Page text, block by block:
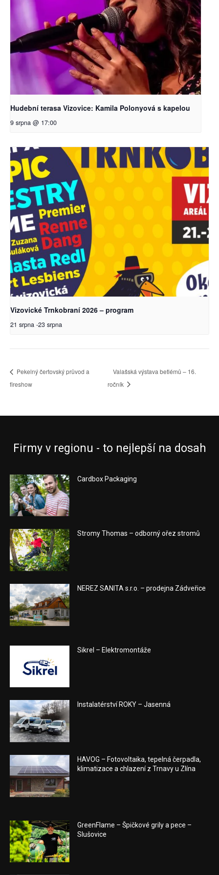
Hudební terasa Vizovice: Kamila Polonyová s kapelou
9 srpna @ 17:00
Vizovické Trnkobraní 2026 – program
21 srpna -23 srpna
Pekelný čertovský průvod a
fireshow
Valašská výstava betlémů – 16.
ročník
Firmy v regionu - to nejlepší na dosah
Cardbox Packaging
Stromy Thomas – odborný ořez stromů
NEREZ SANITA s.r.o. – prodejna Zádveřice
Sikrel – Elektromontáže
Instalatérství ROKY – Jasenná
HAVOG – Fotovoltaika, tepelná čerpadla,
klimatizace a chlazení z Trnavy u Zlína
GreenFlame – Špičkové grily a pece –
Slušovice